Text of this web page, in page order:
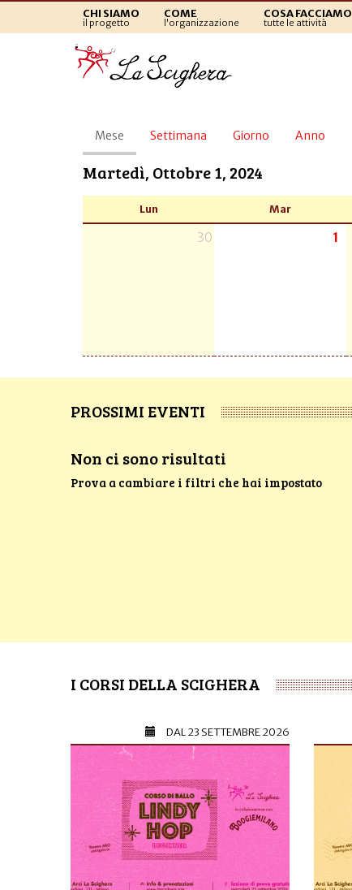
CHI SIAMO
il progetto
COME
l'organizzazione
COSA FACCIAMO
tutte le attività
Schede
primarie
Mese (scheda
attiva)
Settimana Giorno Anno
Martedì, Ottobre 1, 2024
Lun Mar
30 1
PROSSIMI EVENTI
Non ci sono risultati
Prova a cambiare i filtri che hai impostato
I CORSI DELLA SCIGHERA
DAL23 SETTEMBRE 2026